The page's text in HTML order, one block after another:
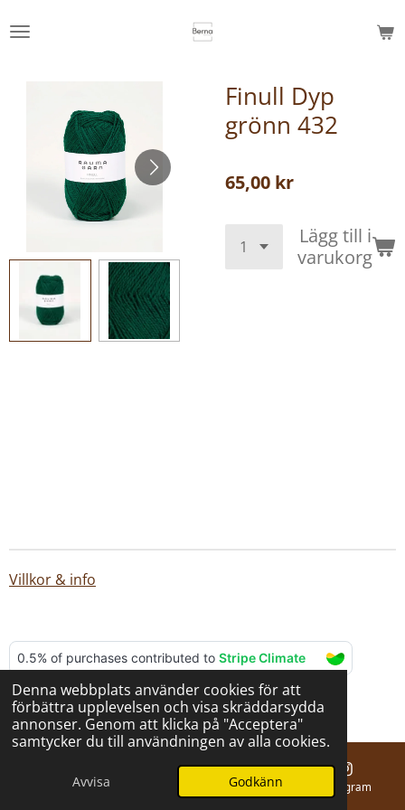
Denna webbplats använder cookies för att
förbättra upplevelsen och visa skräddarsydda
annonser. Genom att klicka på "Acceptera"
samtycker du till användningen av alla cookies.
Avvisa Godkänn
till
Finull Dyp
grönn 432
65,00 kr
Lägg till i
varukorg
Villkor & info
© 2025 - 2026 BERNA hantverk
Drivs avWebador
Karta Instagram